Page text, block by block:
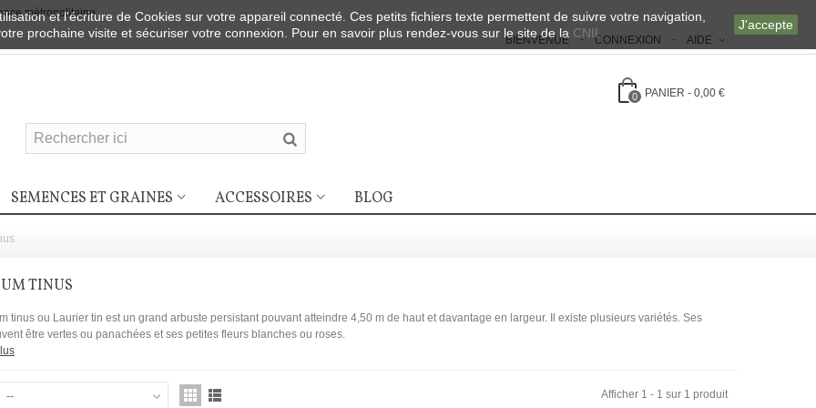
et l'écriture de Cookies sur votre appareil connecté. Ces petits fichiers texte permettent de suivre votre navigation,
prochaine visite et sécuriser votre connexion. Pour en savoir plus rendez-vous sur le site de la CNIL
J'accepte
métropolitaine
AIDE
CONNEXION
BIENVENUE
0 PANIER - 0,00 €
SEMENCES ET GRAINES ACCESSOIRES BLOG
TINUS
tinus ou Laurier tin est un grand arbuste persistant pouvant atteindre 4,50 m de haut et davantage en largeur. Il existe plusieurs variétés. Ses
être vertes ou panachées et ses petites fleurs blanches ou roses.
-- Afficher 1 - 1 sur 1 produit